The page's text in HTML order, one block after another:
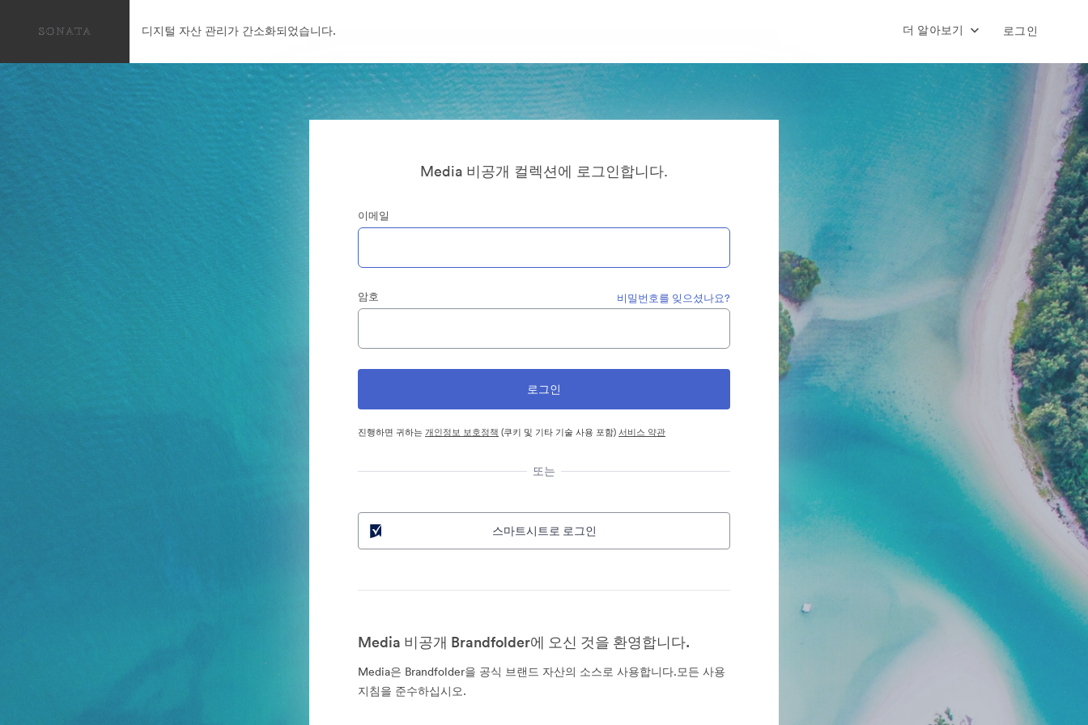
디지털 자산 관리가 간소화되었습니다. 더 알아보기 로그인
Media 비공개 컬렉션에 로그인합니다.
이메일
암호 비밀번호를 잊으셨나요?
진행하면 귀하는개인정보 보호정책 (쿠키 및 기타 기술 사용 포함)서비스 약관
또는
스마트시트로 로그인
Media 비공개 Brandfolder에 오신 것을 환영합니다.
Media은 Brandfolder을 공식 브랜드 자산의 소스로 사용합니다.모든 사용
지침을 준수하십시오.